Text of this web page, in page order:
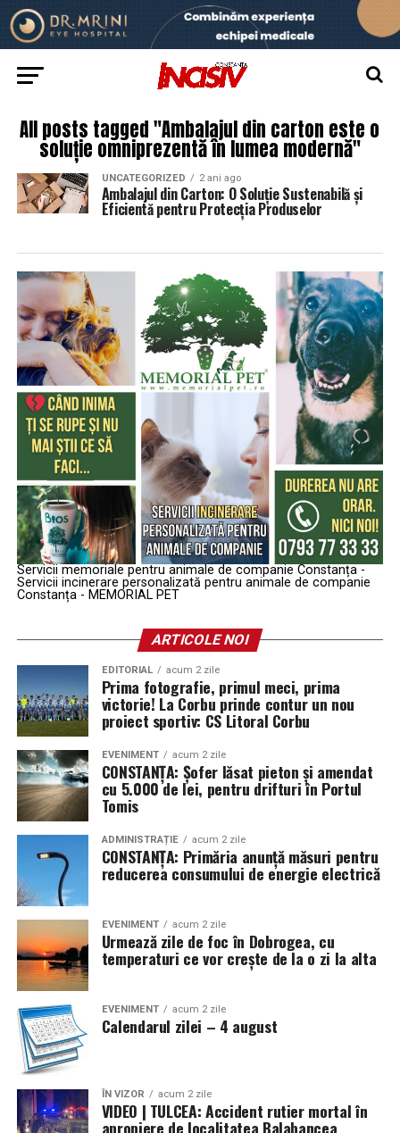
All posts tagged "Ambalajul din carton este o
soluție omniprezentă în lumea modernă"
UNCATEGORIZED 2 ani ago
Ambalajul din Carton: O Soluție Sustenabilă și
Eficientă pentru Protecția Produselor
Servicii memoriale pentru animale de companie Constanța -
Servicii incinerare personalizată pentru animale de companie
Constanța - MEMORIAL PET
ARTICOLE NOI
EDITORIAL acum 2 zile
Prima fotografie, primul meci, prima
victorie! La Corbu prinde contur un nou
proiect sportiv: CS Litoral Corbu
EVENIMENT acum 2 zile
CONSTANȚA: Șofer lăsat pieton și amendat
cu 5.000 de lei, pentru drifturi în Portul
Tomis
ADMINISTRAȚIE acum 2 zile
CONSTANȚA: Primăria anunță măsuri pentru
reducerea consumului de energie electrică
EVENIMENT acum 2 zile
Urmează zile de foc în Dobrogea, cu
temperaturi ce vor crește de la o zi la alta
EVENIMENT acum 2 zile
Calendarul zilei – 4 august
ÎN VIZOR acum 2 zile
VIDEO | TULCEA: Accident rutier mortal în
apropiere de localitatea Balabancea